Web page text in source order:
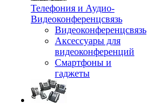
Телефония и Аудио-
Видеоконференцсвязь
Видеоконференцсвязь
Аксессуары для
видеоконференций
Смартфоны и
гаджеты